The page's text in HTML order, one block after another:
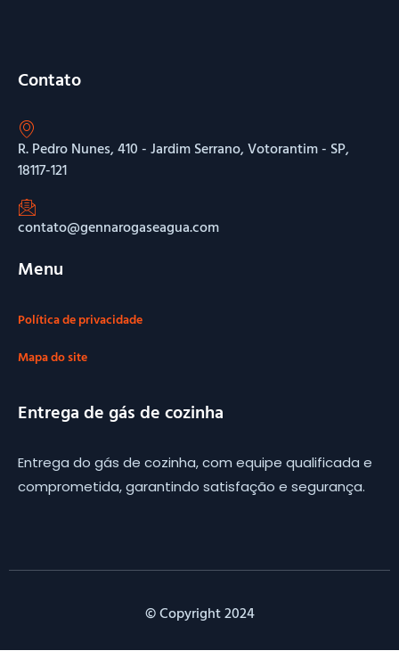
Contato
R. Pedro Nunes, 410 - Jardim Serrano, Votorantim - SP,
18117-121
contato@gennarogaseagua.com
Menu
Política de privacidade
Mapa do site
Entrega de gás de cozinha
Entrega do gás de cozinha, com equipe qualificada e
comprometida, garantindo satisfação e segurança.
© Copyright 2024